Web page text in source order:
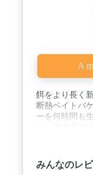
餌をより長く
断熱ベイトバ
ーを何時間も
最高のキャッ
イン – こぼれ
バケツは、ボ
ぎます。 安全
みんなのレ